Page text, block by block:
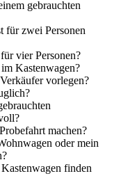
gebrauchten
für zwei Personen
vier Personen?
Kastenwagen?
vorlegen?
machen?
oder mein
finden